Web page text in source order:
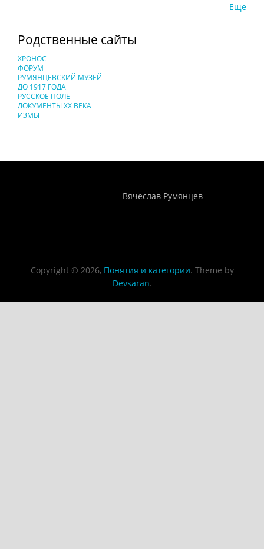
Еще
Родственные сайты
ХРОНОС
ФОРУМ
РУМЯНЦЕВСКИЙ МУЗЕЙ
ДО 1917 ГОДА
РУССКОЕ ПОЛЕ
ДОКУМЕНТЫ XX ВЕКА
ИЗМЫ
Вячеслав Румянцев
Copyright © 2026, Понятия и категории. Theme by
Devsaran.